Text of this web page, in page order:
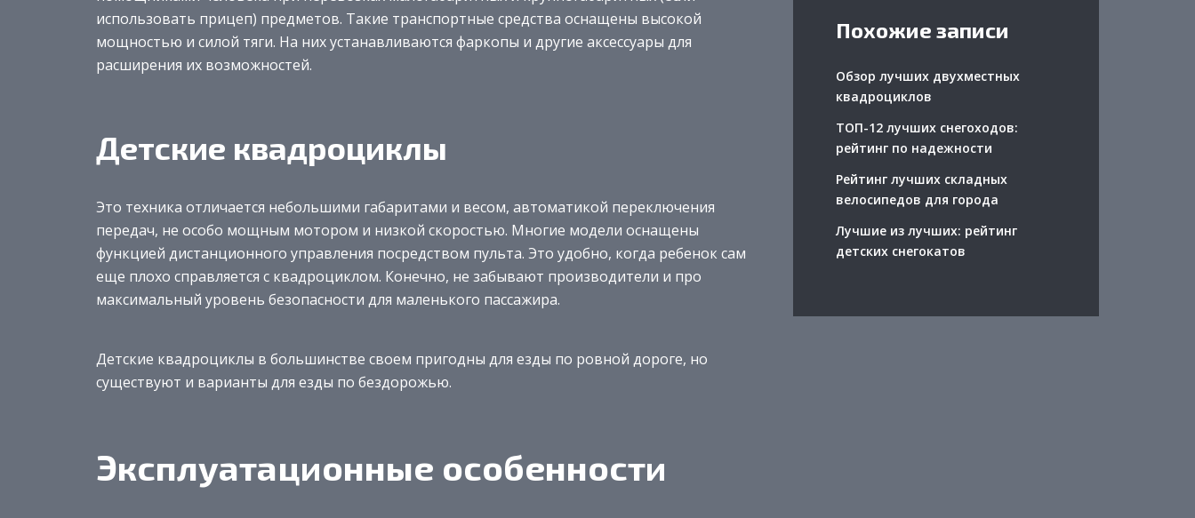
использовать прицеп) предметов. Такие транспортные средства оснащены высокой
мощностью и силой тяги. На них устанавливаются фаркопы и другие аксессуары для
расширения их возможностей.
Детские квадроциклы
Это техника отличается небольшими габаритами и весом, автоматикой переключения
передач, не особо мощным мотором и низкой скоростью. Многие модели оснащены
функцией дистанционного управления посредством пульта. Это удобно, когда ребенок сам
еще плохо справляется с квадроциклом. Конечно, не забывают производители и про
максимальный уровень безопасности для маленького пассажира.
Детские квадроциклы в большинстве своем пригодны для езды по ровной дороге, но
существуют и варианты для езды по бездорожью.
Эксплуатационные особенности
Похожие записи
Обзор лучших двухместных
квадроциклов
ТОП-12 лучших снегоходов:
рейтинг по надежности
Рейтинг лучших складных
велосипедов для города
Лучшие из лучших: рейтинг
детских снегокатов